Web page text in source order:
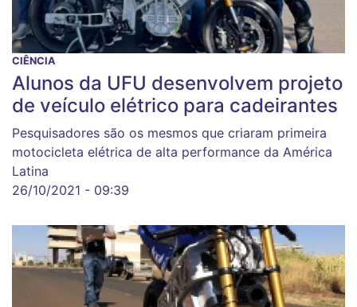
CIÊNCIA
Alunos da UFU desenvolvem projeto
de veículo elétrico para cadeirantes
Pesquisadores são os mesmos que criaram primeira
motocicleta elétrica de alta performance da América
Latina
26/10/2021 - 09:39